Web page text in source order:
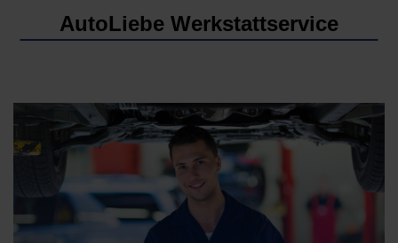
AutoLiebe Werkstattservice